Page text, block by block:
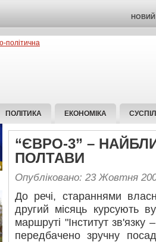
НОВИЙ
ПОЛІТИКА ЕКОНОМІКА
“ЄВРО-3” –
ПОЛТАВИ
Опубліковано: 23 Жовтня
До речі, стараннями
другий місяць курсують
маршруті "Інститут
передбачено зручну